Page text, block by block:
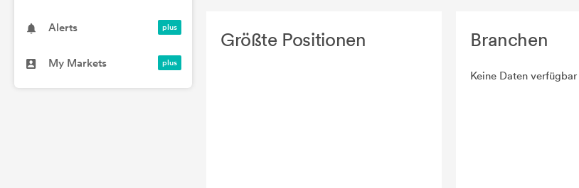
Alerts
My Markets
Größte Positionen Branchen
Keine Daten verfügbar